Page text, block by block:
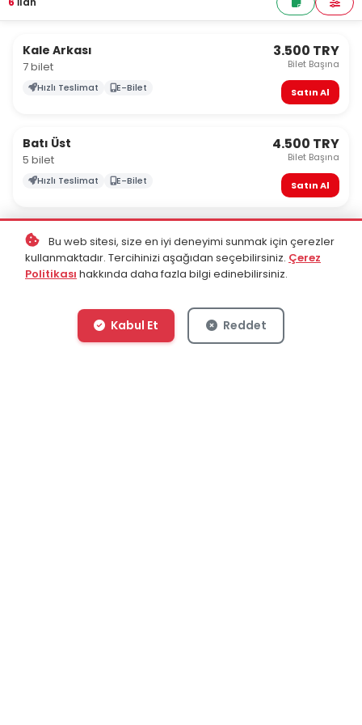
Kale Arkası
7 bilet
3.500 TRY
Bilet Başına
Hızlı Teslimat
E-Bilet Satın Al
Batı Üst
5 bilet
4.500 TRY
Bilet Başına
Hızlı Teslimat
E-Bilet Satın Al
Doğu Üst
9 bilet
4.500 TRY
Bilet Başına
Hızlı Teslimat
E-Bilet
Bu web sitesi, size en iyi deneyimi sunmak için çerezler
kullanmaktadır. Tercihinizi aşağıdan seçebilirsiniz. Çerez
Politikası hakkında daha fazla bilgi edinebilirsiniz.
Kabul Et Reddet